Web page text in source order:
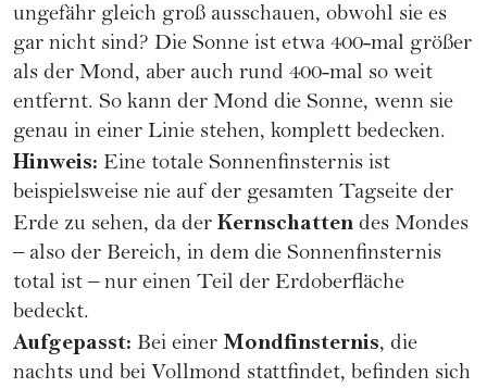
ungefähr gleich groß ausschauen, obwohl sie es
gar nicht sind? Die Sonne ist etwa 400-mal größer
als der Mond, aber auch rund 400-mal so weit
entfernt. So kann der Mond die Sonne, wenn sie
genau in einer Linie stehen, komplett bedecken.
Hinweis: Eine totale Sonnenfinsternis ist
beispielsweise nie auf der gesamten Tagseite der
Erde zu sehen, da der Kernschatten des Mondes
– also der Bereich, in dem die Sonnenfinsternis
total ist – nur einen Teil der Erdoberfläche
bedeckt.
Aufgepasst: Bei einer Mondfinsternis, die
nachts und bei Vollmond stattfindet, befinden sich